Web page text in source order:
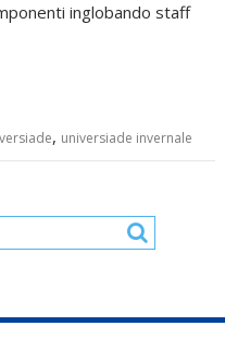
inglobando staff
, universiade invernale